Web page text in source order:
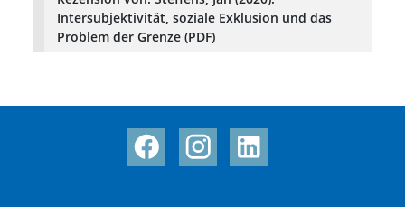
Intersubjektivität, soziale Exklusion und das
Problem der Grenze (PDF)